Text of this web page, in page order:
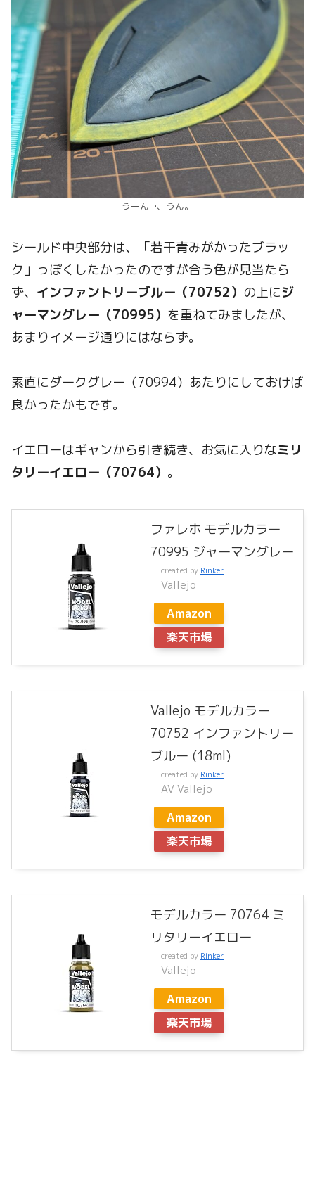
うーん…、うん。
シールド中央部分は、「若干青みがかったブラッ
ク」っぽくしたかったのですが合う色が見当たら
ず、 インファントリーブルー（70752） の上にジ
ャーマングレー（70995） を重ねてみましたが、
あまりイメージ通りにはならず。
素直にダークグレー（70994）あたりにしておけば
良かったかもです。
イエローはギャンから引き続き、お気に入りなミリ
タリーイエロー（70764） 。
ファレホ モデルカラー
70995 ジャーマングレー
created by Rinker
Vallejo
Amazon
楽天市場
Vallejo モデルカラー
70752 インファントリー
ブルー (18ml)
created by Rinker
AV Vallejo
Amazon
楽天市場
モデルカラー 70764 ミ
リタリーイエロー
created by Rinker
Vallejo
Amazon
楽天市場